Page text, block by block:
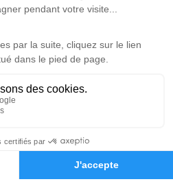
Demande de devis
Devooght-Ozenne
- Amiens
Demande de rendez-vous en